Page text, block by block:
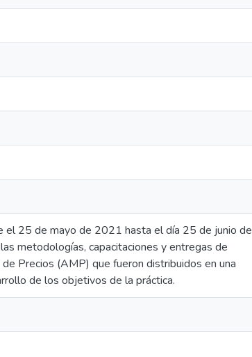
el 25 de mayo de 2021 hasta el día 25 de junio de
metodologías, capacitaciones y entregas de
Precios (AMP) que fueron distribuidos en una
de los objetivos de la práctica.